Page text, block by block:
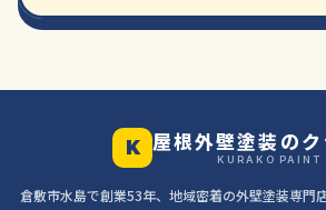
K 屋根外壁塗装のク
KURAKO PAINT
倉敷市水島で創業53年、地域密着の外壁塗装専門